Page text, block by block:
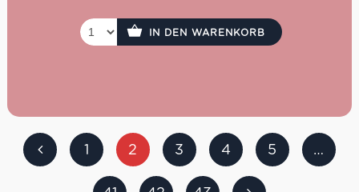
IN DEN WARENKORB
1 2 3 4 5 …